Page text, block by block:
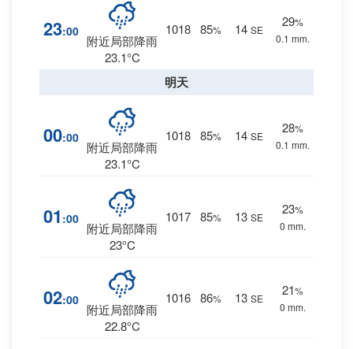
23:00
附近局部降雨
23.1°C
1018 85% 14 SE
29%
0.1 mm.
明天
00:00
附近局部降雨
23.1°C
1018 85% 14 SE
28%
0.1 mm.
01 :00
附近局部降雨
23°C
1017 85% 13 SE
23%
0 mm.
02:00
附近局部降雨
22.8°C
1016 86% 13 SE
21%
0 mm.